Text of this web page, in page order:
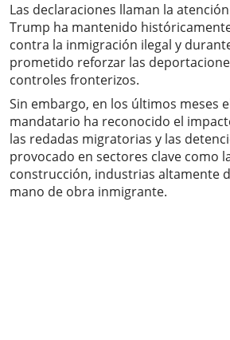
Las declaraciones llaman la
Trump ha mantenido
contra la inmigración ilegal y
prometido reforzar las
controles fronterizos.
Sin embargo, en los últimos meses
mandatario ha reconocido el
las redadas migratorias y las
provocado en sectores clave como
construcción, industrias altamente
mano de obra inmigrante.